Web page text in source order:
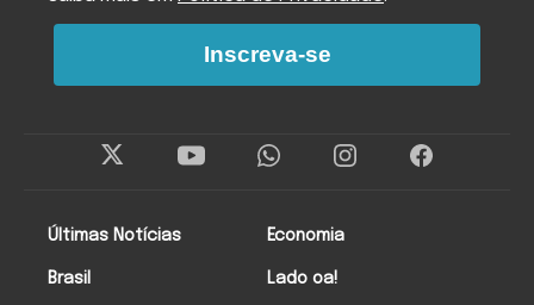
Últimas Notícias
Brasil
Economia
Lado oa!
Inscreva-se